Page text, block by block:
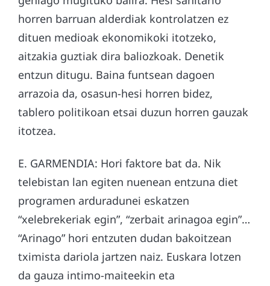
horren barruan alderdiak kontrolatzen ez
dituen medioak ekonomikoki itotzeko,
aitzakia guztiak dira baliozkoak. Denetik
entzun ditugu. Baina funtsean dagoen
arrazoia da, osasun-hesi horren bidez,
tablero politikoan etsai duzun horren gauzak
itotzea.
E. GARMENDIA: Hori faktore bat da. Nik
telebistan lan egiten nuenean entzuna diet
programen arduradunei eskatzen
“xelebrekeriak egin”, “zerbait arinagoa egin”…
“Arinago” hori entzuten dudan bakoitzean
tximista dariola jartzen naiz. Euskara lotzen
da gauza intimo-maiteekin eta